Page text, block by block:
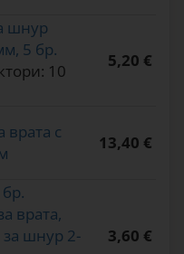
шнур
5 бр.
10
5,20 €
врата с
13,40 €
врата,
шнур 2-
3,60 €